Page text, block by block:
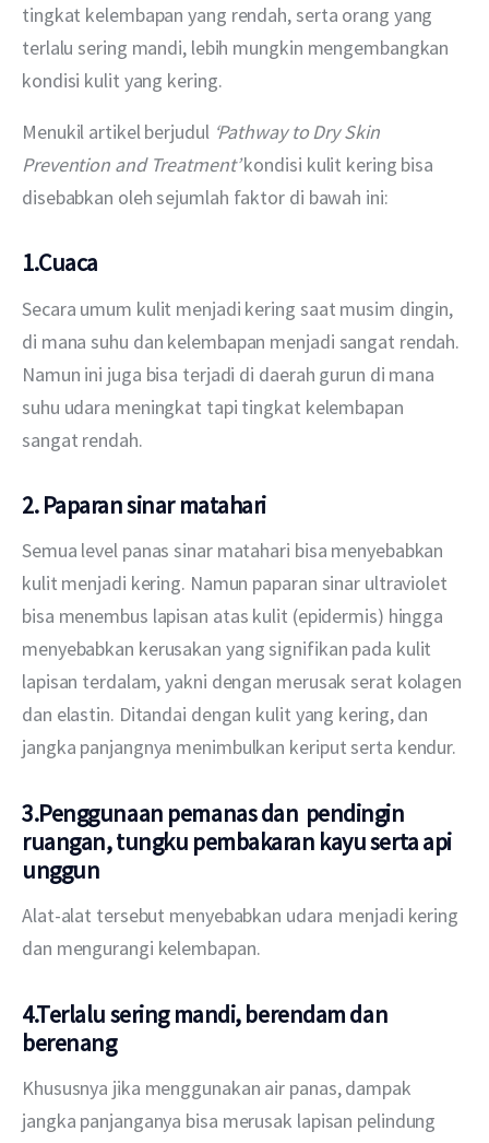
tingkat kelembapan yang rendah, serta orang yang
terlalu sering mandi, lebih mungkin mengembangkan
kondisi kulit yang kering.
Menukil artikel berjudul ‘Pathway to Dry Skin
Prevention and Treatment’ kondisi kulit kering bisa
disebabkan oleh sejumlah faktor di bawah ini:
1.Cuaca
Secara umum kulit menjadi kering saat musim dingin,
di mana suhu dan kelembapan menjadi sangat rendah.
Namun ini juga bisa terjadi di daerah gurun di mana
suhu udara meningkat tapi tingkat kelembapan
sangat rendah.
2. Paparan sinar matahari
Semua level panas sinar matahari bisa menyebabkan
kulit menjadi kering. Namun paparan sinar ultraviolet
bisa menembus lapisan atas kulit (epidermis) hingga
menyebabkan kerusakan yang signifikan pada kulit
lapisan terdalam, yakni dengan merusak serat kolagen
dan elastin. Ditandai dengan kulit yang kering, dan
jangka panjangnya menimbulkan keriput serta kendur.
3.Penggunaan pemanas dan pendingin
ruangan, tungku pembakaran kayu serta api
unggun
Alat-alat tersebut menyebabkan udara  menjadi kering
dan mengurangi kelembapan.
4.Terlalu sering mandi, berendam dan
berenang
Khususnya jika menggunakan air panas, dampak
jangka panjanganya bisa merusak lapisan pelindung